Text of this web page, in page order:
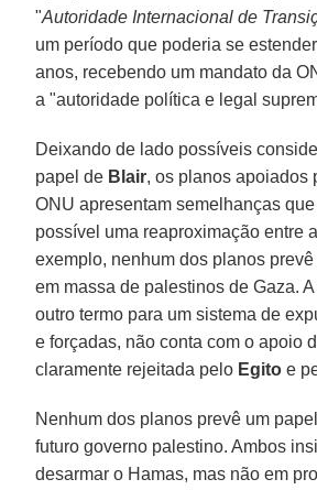
"Autoridade Internacional de
um período que poderia se
anos, recebendo um mandato da
a "autoridade política e legal
Deixando de lado possíveis
papel de Blair, os planos apoiados
ONU apresentam semelhanças
possível uma reaproximação entre
exemplo, nenhum dos planos
em massa de palestinos de Gaza. A
outro termo para um sistema de
e forçadas, não conta com o apoio
claramente rejeitada pelo Egito e
Nenhum dos planos prevê um
futuro governo palestino. Ambos
desarmar o Hamas, mas não em